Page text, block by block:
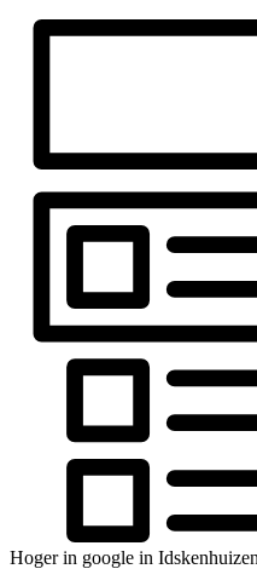
Hoger in google in